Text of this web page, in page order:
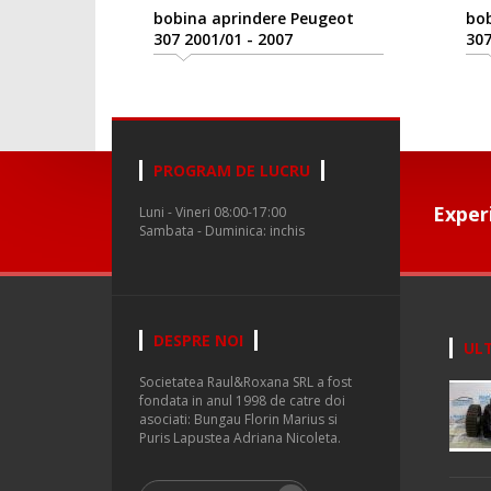
bobina aprindere Peugeot
307 2001/01 - 2007
PROGRAM DE LUCRU
Luni - Vineri 08:00-17:00
Sambata - Duminica: inchis
DESPRE NOI
Societatea Raul&Roxana SRL a fost
fondata in anul 1998 de catre doi
asociati: Bungau Florin Marius si
Puris Lapustea Adriana Nicoleta.